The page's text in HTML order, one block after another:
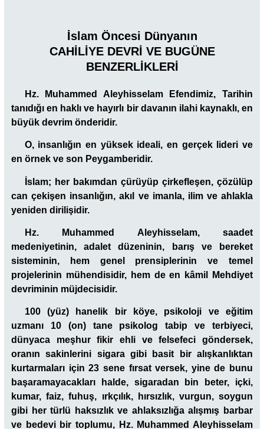
İslam Öncesi Dünyanın
CAHİLİYE DEVRİ VE BUGÜNE
BENZERLİKLERİ
Hz. Muhammed Aleyhisselam Efendimiz, Tarihin
tanıdığı en haklı ve hayırlı bir davanın ilahi kaynaklı, en
büyük devrim önderidir.
O, insanlığın en yüksek ideali, en gerçek lideri ve
en örnek ve son Peygamberidir.
İslam; her bakımdan çürüyüp çirkefleşen, çözülüp
can çekişen insanlığın, akıl ve imanla, ilim ve ahlakla
yeniden dirilişidir.
Hz. Muhammed Aleyhisselam, saadet
medeniyetinin, adalet düzeninin, barış ve bereket
sisteminin, hem genel prensiplerinin ve temel
projelerinin mühendisidir, hem de en kâmil Mehdiyet
devriminin müjdecisidir.
100 (yüz) hanelik bir köye, psikoloji ve eğitim
uzmanı 10 (on) tane psikolog tabip ve terbiyeci,
dünyaca meşhur fikir ehli ve felsefeci göndersek,
oranın sakinlerini sigara gibi basit bir alışkanlıktan
kurtarmaları için 23 sene fırsat versek, yine de bunu
başaramayacakları halde, sigaradan bin beter, içki,
kumar, faiz, fuhuş, ırkçılık, hırsızlık, vurgun, soygun
gibi her türlü haksızlık ve ahlaksızlığa alışmış barbar
ve bedevi bir toplumu, Hz. Muhammed Aleyhisselam